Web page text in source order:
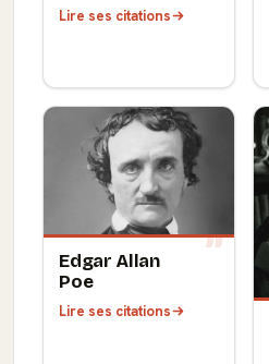
Lire ses citations
Edgar Allan
Poe
Lire ses citations